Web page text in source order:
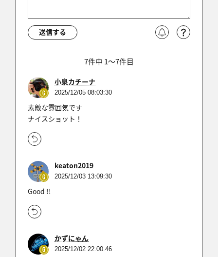
送信する
7件中 1〜7件目
小泉カチーナ
2025/12/05 08:03:30
素敵な雰囲気です
ナイスショット！
keaton2019
2025/12/03 13:09:30
Good !!
かずにゃん
2025/12/02 22:00:46